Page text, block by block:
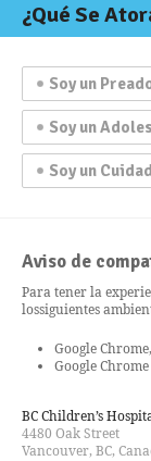
¿Qué Se
Soy un
Soy un
Soy un
Aviso de
Para tener la
lossiguientes
Google
Google
BC Children’s
4480 Oak Street
Vancouver, BC,